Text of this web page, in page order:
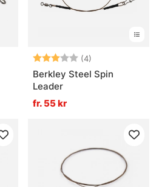
Betyg: (4)
Berkley Steel Spin
Leader
fr. 55 kr